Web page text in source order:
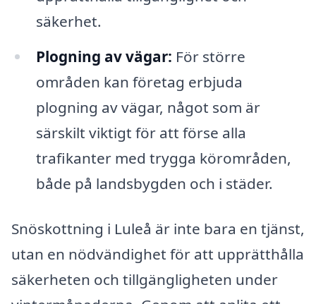
säkerhet.
Plogning av vägar: För större
områden kan företag erbjuda
plogning av vägar, något som är
särskilt viktigt för att förse alla
trafikanter med trygga körområden,
både på landsbygden och i städer.
Snöskottning i Luleå är inte bara en tjänst,
utan en nödvändighet för att upprätthålla
säkerheten och tillgängligheten under